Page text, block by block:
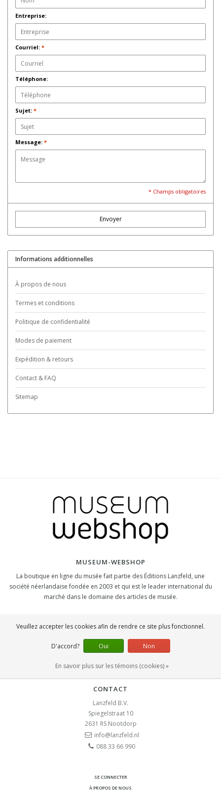
Entreprise:
Courriel: *
Téléphone:
Sujet: *
Message: *
* Champs obligatoires
Envoyer
Informations additionnelles
À propos de nous
Termes et conditions
Politique de confidentialité
Modes de paiement
Expédition & retours
Contact & FAQ
Sitemap
MUSEUM-WEBSHOP
La boutique en ligne du musée fait partie des Éditions Lanzfeld, une
société néerlandaise fondée en 2003 et qui est le leader international du
marché dans le domaine des articles de musée.
CONTACT
Lanzfeld B.V.
Spiegelstraat 10
2631 RS Nootdorp
info@lanzfeld.nl
088 33 66 990
SE CONNECTER
À PROPOS DE NOUS
Veuillez accepter les cookies afin de rendre ce site plus fonctionnel.
D'accord? Oui Non
En savoir plus sur les témoins (cookies) »